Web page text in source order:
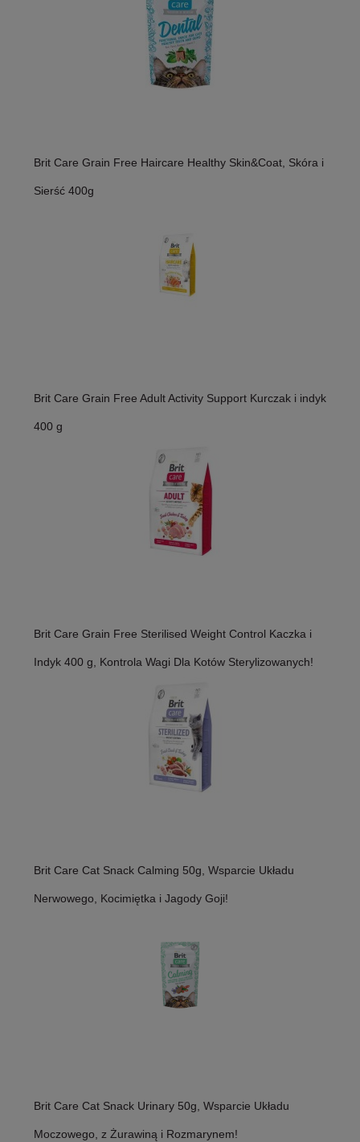
Brit Care Grain Free Haircare Healthy Skin&Coat, Skóra i
Sierść 400g
Brit Care Grain Free Adult Activity Support Kurczak i indyk
400 g
Brit Care Grain Free Sterilised Weight Control Kaczka i
Indyk 400 g, Kontrola Wagi Dla Kotów Sterylizowanych!
Brit Care Cat Snack Calming 50g, Wsparcie Układu
Nerwowego, Kocimiętka i Jagody Goji!
Brit Care Cat Snack Urinary 50g, Wsparcie Układu
Moczowego, z Żurawiną i Rozmarynem!